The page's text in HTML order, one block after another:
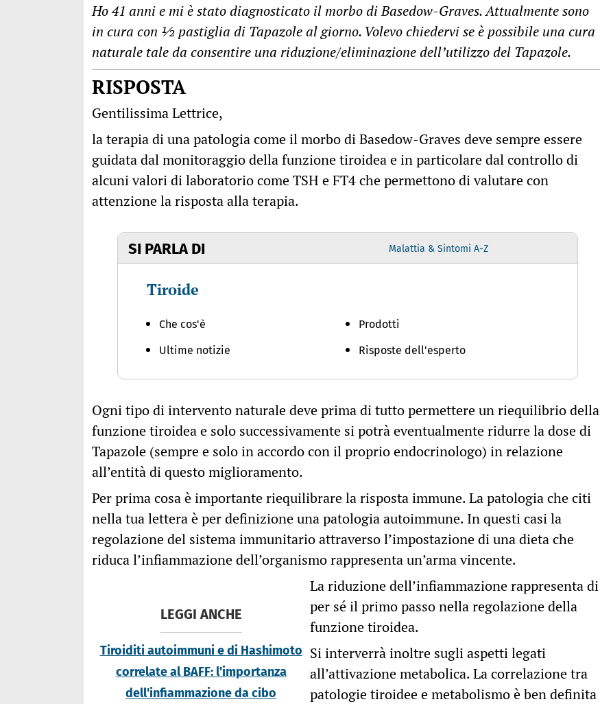
Ho 41 anni e mi è stato diagnosticato il morbo di Basedow-Graves. Attualmente sono
in cura con ½ pastiglia di Tapazole al giorno. Volevo chiedervi se è possibile una cura
naturale tale da consentire una riduzione/eliminazione dell’utilizzo del Tapazole.
RISPOSTA
Gentilissima Lettrice,
la terapia di una patologia come il morbo di Basedow-Graves deve sempre essere
guidata dal monitoraggio della funzione tiroidea e in particolare dal controllo di
alcuni valori di laboratorio come TSH e FT4 che permettono di valutare con
attenzione la risposta alla terapia.
SI PARLA DI Malattia & Sintomi A-Z
Tiroide
Che cos'è
Ultime notizie
Prodotti
Risposte dell'esperto
Ogni tipo di intervento naturale deve prima di tutto permettere un riequilibrio della
funzione tiroidea e solo successivamente si potrà eventualmente ridurre la dose di
Tapazole (sempre e solo in accordo con il proprio endocrinologo) in relazione
all’entità di questo miglioramento.
Per prima cosa è importante riequilibrare la risposta immune. La patologia che citi
nella tua lettera è per definizione una patologia autoimmune. In questi casi la
regolazione del sistema immunitario attraverso l’impostazione di una dieta che
riduca l’infiammazione dell’organismo rappresenta un’arma vincente.
LEGGI ANCHE
Tiroiditi autoimmuni e di Hashimoto
correlate al BAFF: l'importanza
dell'infiammazione da cibo
La riduzione dell’infiammazione rappresenta di
per sé il primo passo nella regolazione della
funzione tiroidea.
Si interverrà inoltre sugli aspetti legati
all’attivazione metabolica. La correlazione tra
patologie tiroidee e metabolismo è ben definita